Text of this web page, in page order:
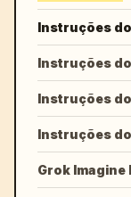
Instruções
Instruções
Instruções do
Instruções
Grok Imagine